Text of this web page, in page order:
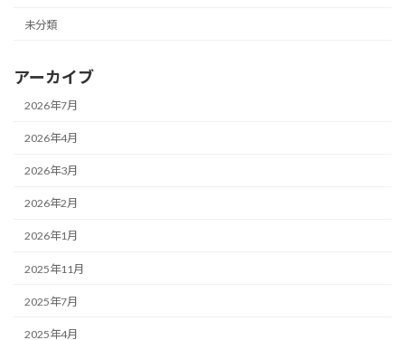
未分類
アーカイブ
2026年7月
2026年4月
2026年3月
2026年2月
2026年1月
2025年11月
2025年7月
2025年4月